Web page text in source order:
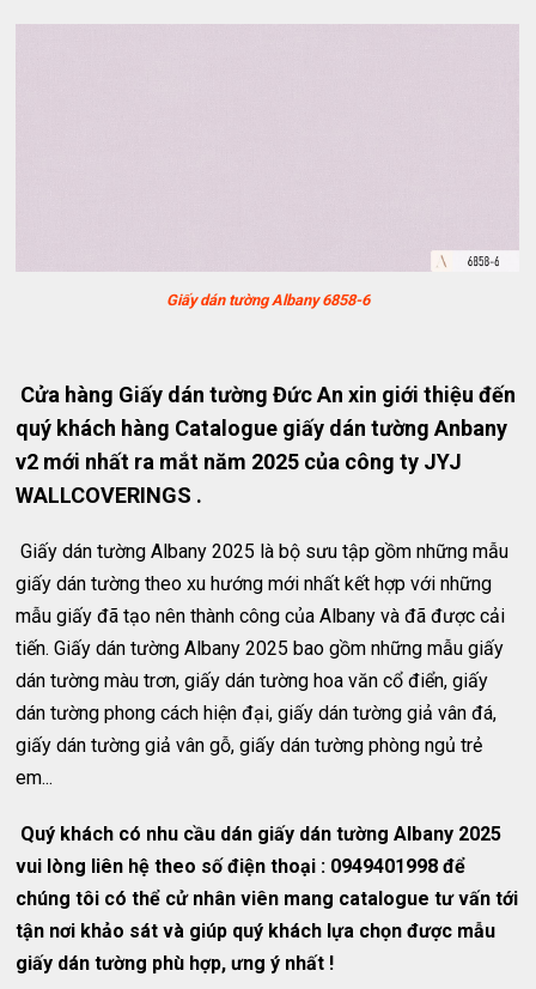
Giấy dán tường Albany 6858-6
Cửa hàng Giấy dán tường Đức An xin giới thiệu đến
quý khách hàng Catalogue giấy dán tường Anbany
v2 mới nhất ra mắt năm 2025 của công ty JYJ
WALLCOVERINGS .
Giấy dán tường Albany 2025 là bộ sưu tập gồm những mẫu
giấy dán tường theo xu hướng mới nhất kết hợp với những
mẫu giấy đã tạo nên thành công của Albany và đã được cải
tiến. Giấy dán tường Albany 2025 bao gồm những mẫu giấy
dán tường màu trơn, giấy dán tường hoa văn cổ điển, giấy
dán tường phong cách hiện đại, giấy dán tường giả vân đá,
giấy dán tường giả vân gỗ, giấy dán tường phòng ngủ trẻ
em...
Quý khách có nhu cầu dán giấy dán tường Albany 2025
vui lòng liên hệ theo số điện thoại : 0949401998 để
chúng tôi có thể cử nhân viên mang catalogue tư vấn tới
tận nơi khảo sát và giúp quý khách lựa chọn được mẫu
giấy dán tường phù hợp, ưng ý nhất !